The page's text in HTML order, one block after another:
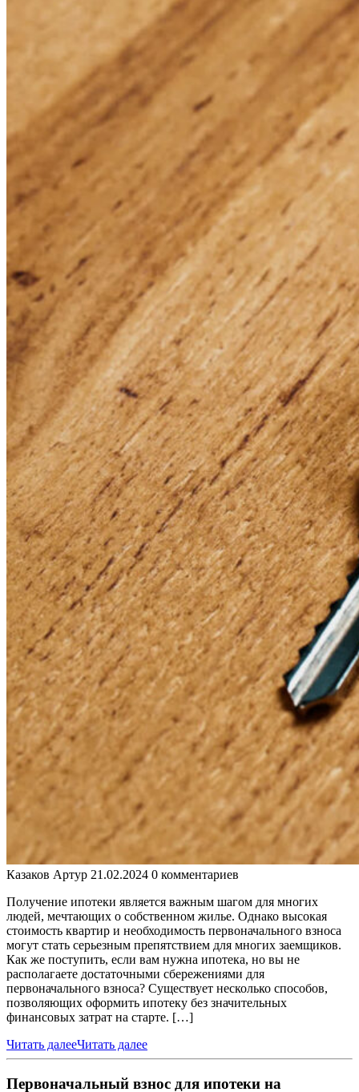
Казаков Артур 21.02.2024 0 комментариев
Получение ипотеки является важным шагом для многих
людей, мечтающих о собственном жилье. Однако высокая
стоимость квартир и необходимость первоначального взноса
могут стать серьезным препятствием для многих заемщиков.
Как же поступить, если вам нужна ипотека, но вы не
располагаете достаточными сбережениями для
первоначального взноса? Существует несколько способов,
позволяющих оформить ипотеку без значительных
финансовых затрат на старте. […]
Читать далееЧитать далее
Первоначальный взнос для ипотеки на